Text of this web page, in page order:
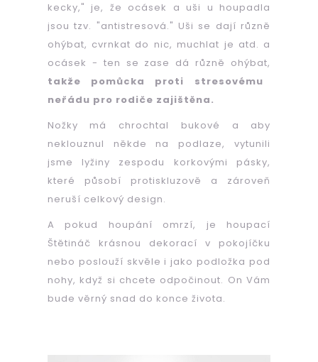
kecky," je, že ocásek a uši u houpadla
jsou tzv. "antistresová." Uši se dají různě
ohýbat, cvrnkat do nic, muchlat je atd. a
ocásek - ten se zase dá různě ohýbat,
takže pomůcka proti stresovému
neřádu pro rodiče zajištěna.
Nožky má chrochtal bukové a aby
neklouznul někde na podlaze, vytunili
jsme lyžiny zespodu korkovými pásky,
které působí protiskluzově a zároveň
neruší celkový design.
A pokud houpání omrzí, je houpací
Štětináč krásnou dekorací v pokojíčku
nebo poslouží skvěle i jako podložka pod
nohy, když si chcete odpočinout. On Vám
bude věrný snad do konce života.